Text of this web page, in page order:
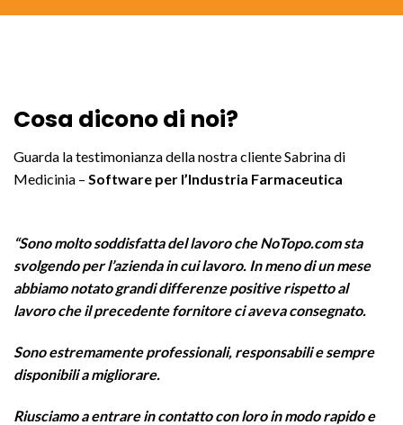
Cosa dicono di noi?
Guarda la testimonianza della nostra cliente Sabrina di
Medicinia – Software per l’Industria Farmaceutica
“Sono molto soddisfatta del lavoro che NoTopo.com sta
svolgendo per l’azienda in cui lavoro. In meno di un mese
abbiamo notato grandi differenze positive rispetto al
lavoro che il precedente fornitore ci aveva consegnato.
Sono estremamente professionali, responsabili e sempre
disponibili a migliorare.
Riusciamo a entrare in contatto con loro in modo rapido e